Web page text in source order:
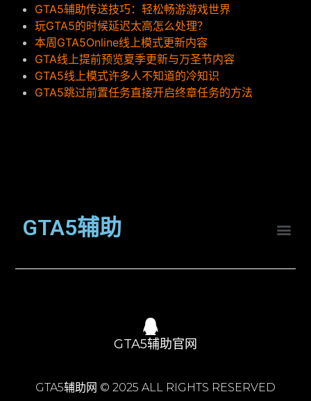
GTA5辅助传送技巧：轻松畅游游戏世界
玩GTA5的时候延迟太高怎么处理？
本周GTA5Online线上模式更新内容
GTA线上提前预览夏季更新与万圣节内容
GTA5线上模式许多人不知道的冷知识
GTA5跳过前置任务直接开启终章任务的方法
GTA5辅助
GTA5辅助官网
GTA5辅助网 © 2025 ALL RIGHTS RESERVED